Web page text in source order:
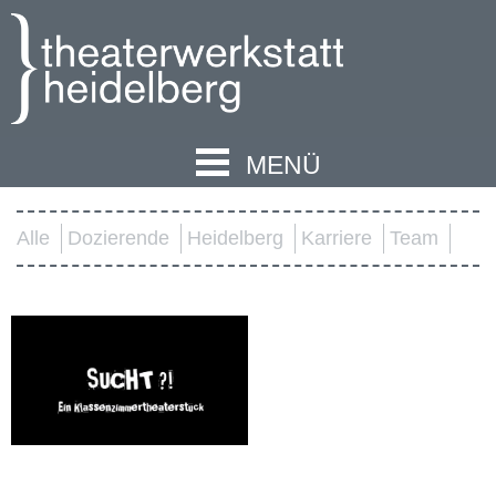
MENÜ
Alle Dozierende Heidelberg Karriere Team